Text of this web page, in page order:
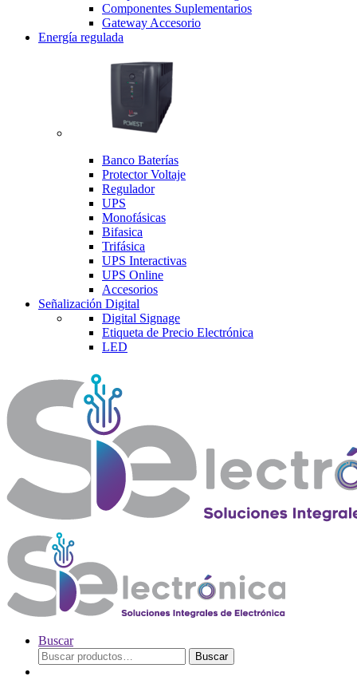
Componentes Suplementarios
Gateway Accesorio
Energía regulada
Banco Baterías
Protector Voltaje
Regulador
UPS
Monofásicas
Bifasica
Trifásica
UPS Interactivas
UPS Online
Accesorios
Señalización Digital
Digital Signage
Etiqueta de Precio Electrónica
LED
Buscar
Buscar
por:
Buscar